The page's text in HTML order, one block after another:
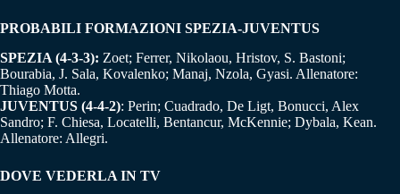
PROBABILI FORMAZIONI SPEZIA-JUVENTUS
SPEZIA (4-3-3): Zoet; Ferrer, Nikolaou, Hristov, S. Bastoni;
Bourabia, J. Sala, Kovalenko; Manaj, Nzola, Gyasi. Allenatore:
Thiago Motta.
JUVENTUS (4-4-2): Perin; Cuadrado, De Ligt, Bonucci, Alex
Sandro; F. Chiesa, Locatelli, Bentancur, McKennie; Dybala, Kean.
Allenatore: Allegri.
DOVE VEDERLA IN TV